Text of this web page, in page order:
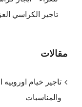
تاجير الكراسي
مقالات
تاجير خيام
والمناسبات